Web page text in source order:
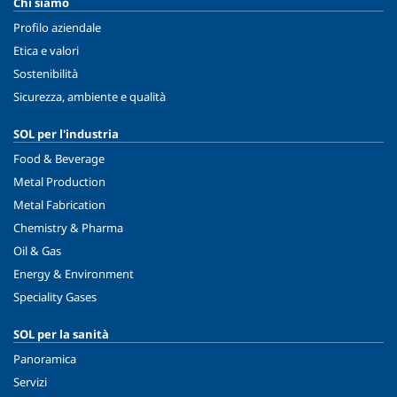
Profilo aziendale
Etica e valori
Sostenibilità
Sicurezza, ambiente e qualità
SOL per l'industria
Food & Beverage
Metal Production
Metal Fabrication
Chemistry & Pharma
Oil & Gas
Energy & Environment
Speciality Gases
SOL per la sanità
Panoramica
Servizi